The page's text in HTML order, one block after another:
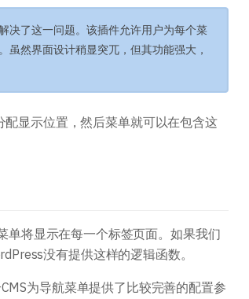
决了这一问题。该插件允许用户为每个菜
然界面设计稍显突兀，但其功能强大，
显示位置，然后菜单就可以在包含这
单将显示在每一个标签页面。如果我们
没有提供这样的逻辑函数。
为导航菜单提供了比较完善的配置参